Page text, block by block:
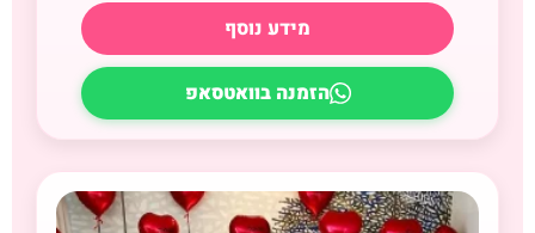
מידע נוסף
הזמנה בוואטסאפ